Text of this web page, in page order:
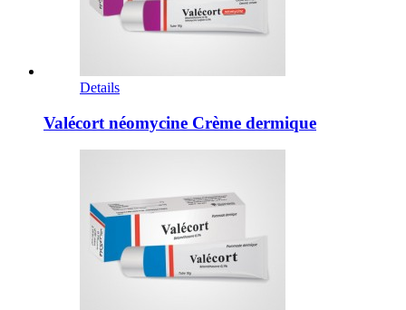
Details
Valécort néomycine Crème dermique